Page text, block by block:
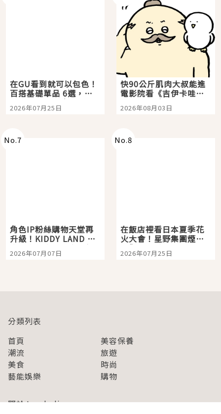
在GU看到就可以包色！
百搭基礎單品 6選，閉
眼全收也不心疼
2026年07月25日
快90公斤肌肉大叔能進
電影院看《吉伊卡哇》
嗎？日本重金屬樂團
「打首」會長與nagano
2026年08月03日
No.7
角色IP粉絲購物天堂再
升級！KIDDY LAND 原
宿店吉伊卡哇迎客，新
開幕 OMOKADO 店3分
2026年07月07日
No.8
在飯店裡看日本夏季花
火大會！星野集團煙火
景觀飯店6選，讓你不用
人擠人悠閒欣賞
2026年07月25日
分類列表
首頁
美容保養
潮流
旅遊
美食
時尚
藝能娛樂
購物
關於Japaholic